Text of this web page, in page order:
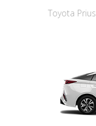
Toyota